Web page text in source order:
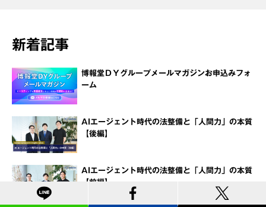
新着記事
博報堂ＤＹグループメールマガジンお申込みフォ
ーム
AIエージェント時代の法整備と「人間力」の本質
【後編】
AIエージェント時代の法整備と「人間力」の本質
【前編】